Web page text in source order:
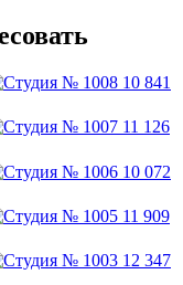
10 841
11 126
10 072
11 909
12 347